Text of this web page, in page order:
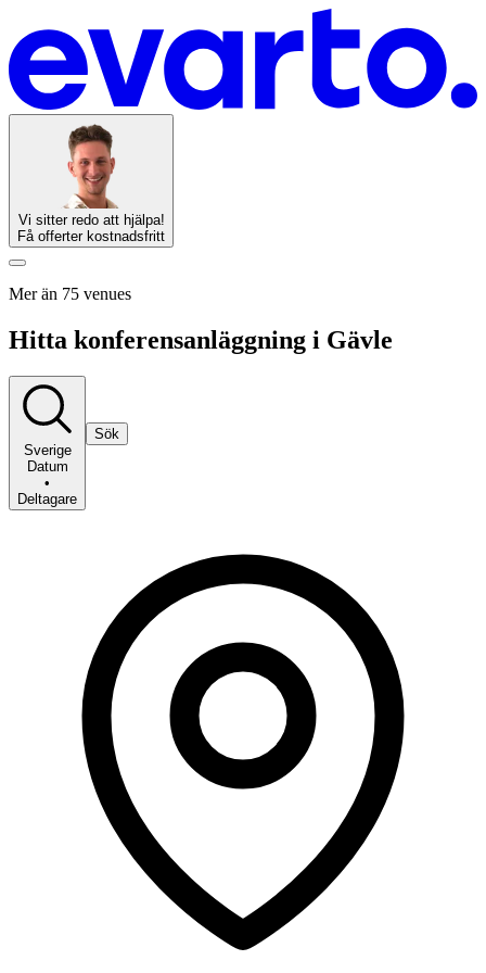
Vi sitter redo att hjälpa!
Få offerter kostnadsfritt
Mer än 75 venues
Hitta konferensanläggning i Gävle
Sverige
Datum
•
Deltagare
Sök